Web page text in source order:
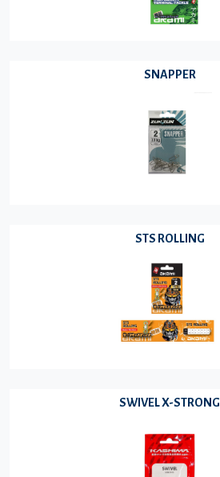
SNAPPER
STS ROLLING
SWIVEL X-STRONG